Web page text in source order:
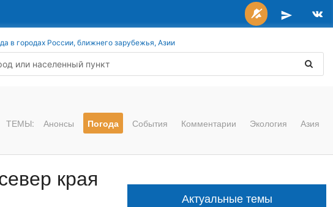
в городах России, ближнего зарубежья, Азии
ТЕМЫ: Анонсы Погода События Комментарии Экология Азия
края
Актуальные темы